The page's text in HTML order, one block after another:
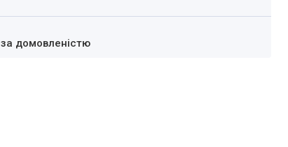
за домовленістю